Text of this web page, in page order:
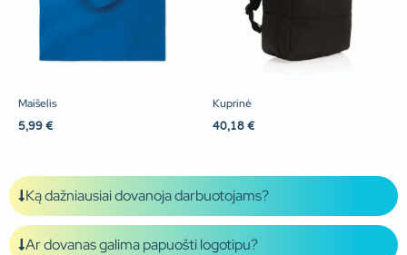
Maišelis
5,99 €
Kuprinė
40,18 €
Ką dažniausiai dovanoja darbuotojams?
Ar dovanas galima papuošti logotipu?